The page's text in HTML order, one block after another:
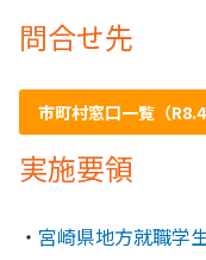
問合せ先
市町村窓口一覧（
実施要領
・ 宮崎県地方就職学